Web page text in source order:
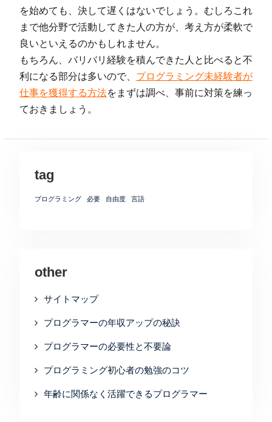
を始めても、決して遅くはないでしょう。むしろこれ
まで他分野で活動してきた人の方が、考え方が柔軟で
良いといえるのかもしれません。
もちろん、バリバリ経験を積んできた人と比べると不
利になる部分は多いので、 プログラミング未経験者が
仕事を獲得する方法をまずは調べ、事前に対策を練っ
ておきましょう。
tag
プログラミング 必要 自由度 言語
other
サイトマップ
プログラマーの年収アップの秘訣
プログラマーの必要性と不要論
プログラミング初心者の勉強のコツ
年齢に関係なく活躍できるプログラマー